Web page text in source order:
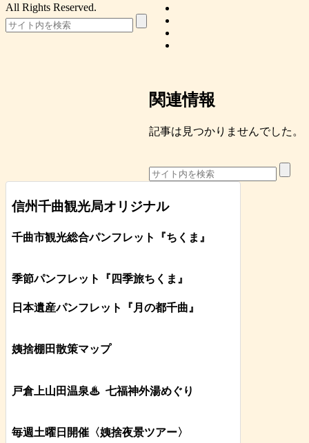
関連情報
記事は見つかりませんでした。
信州千曲観光局オリジナル
千曲市観光総合パンフレット 『ちくま 』
季節パンフレット『四季旅ちくま』
日本遺産パンフレット 『月の都千曲 』
姨捨棚田散策マップ
戸倉上山田温泉♨ 七福神外湯めぐり
毎週土曜日開催〈姨捨夜景ツアー〉
All Rights Reserved.